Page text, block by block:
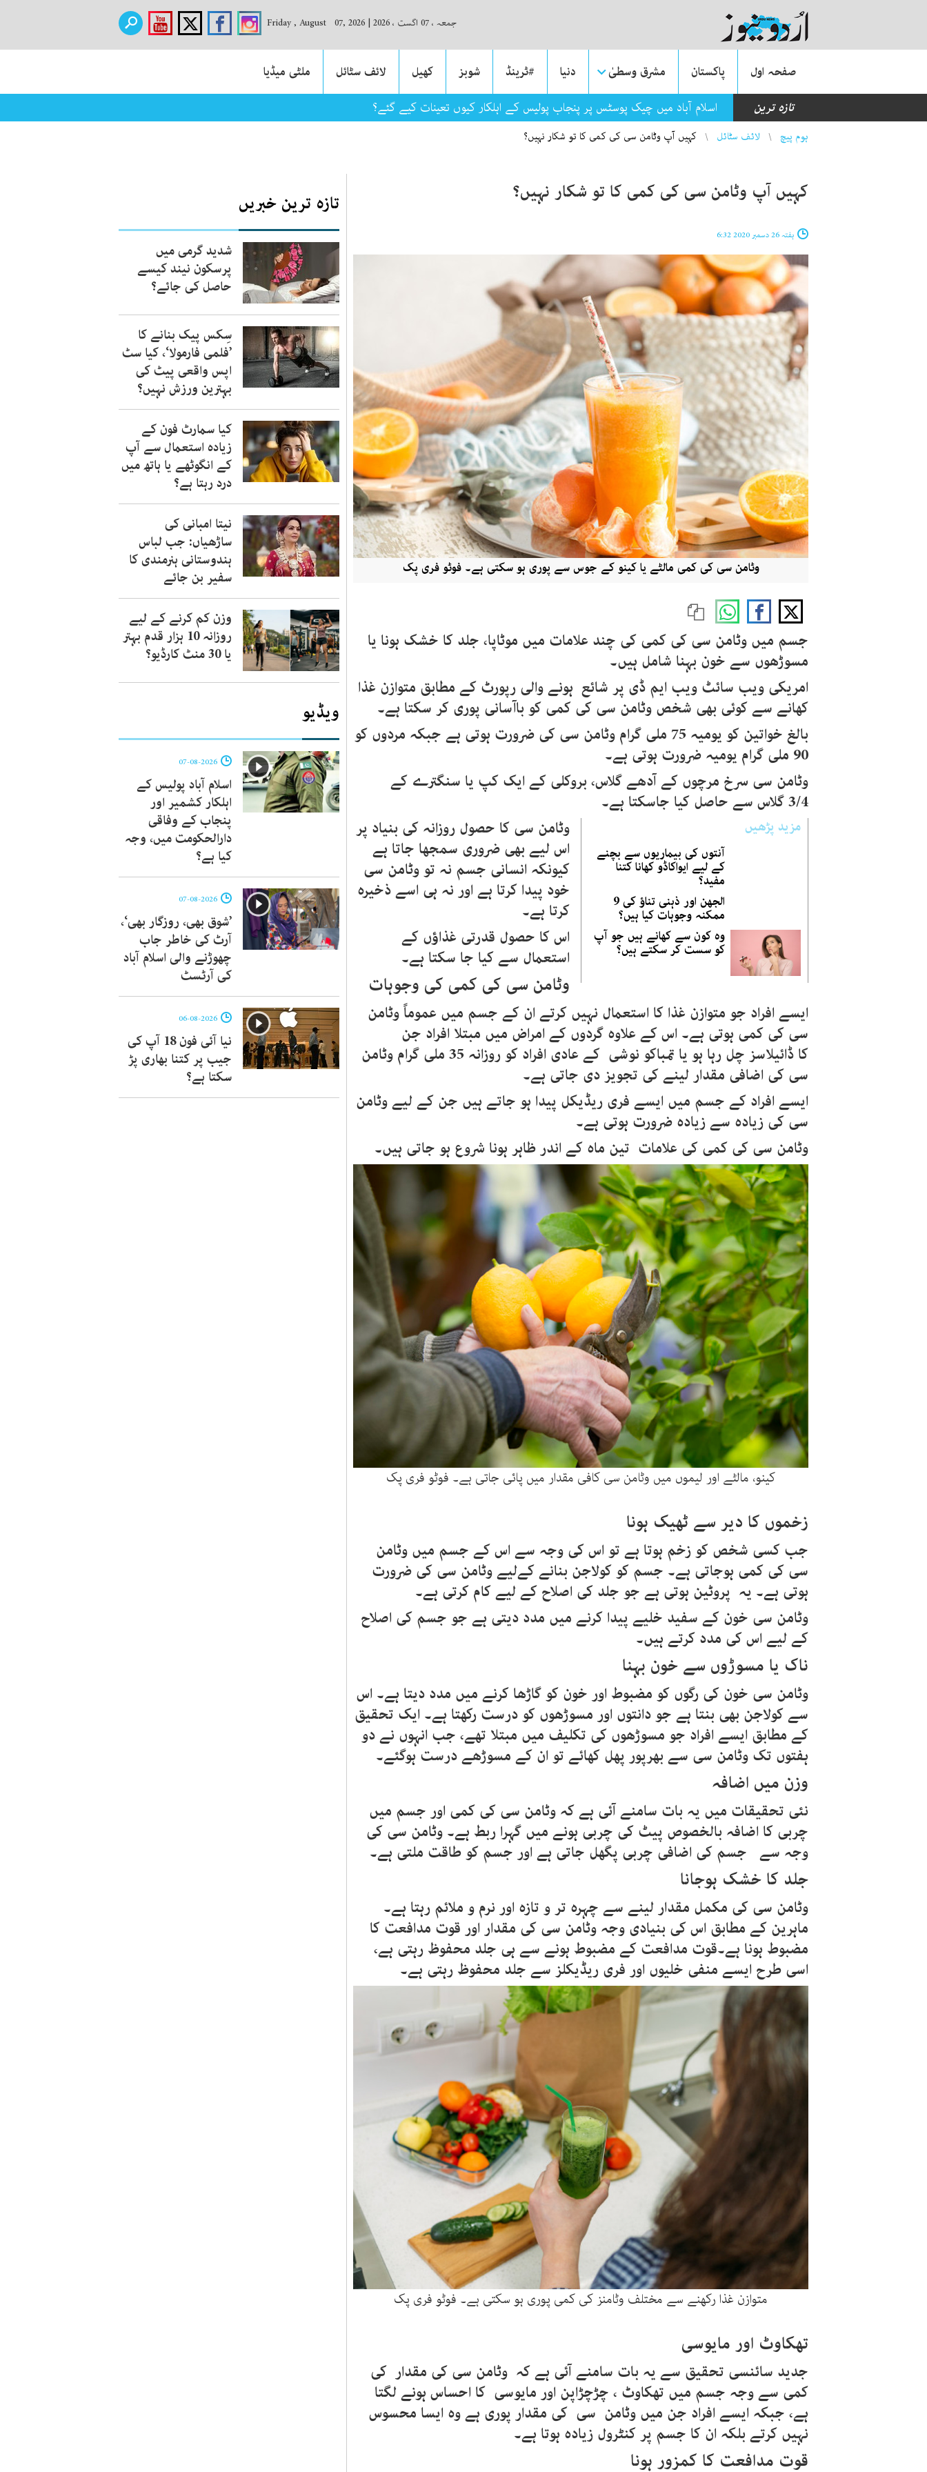
جمعہ ، 07 اگست ، 2026 |
Friday , August 07, 2026
صفحہ اول پاکستان مشرق وسطیٰ دنیا #ٹرینڈ شوبز کھیل لائف سٹائل
ملٹی میڈیا
تازہ ترین
اسلام آباد میں چیک پوسٹس پر پنجاب پولیس کے اہلکار کیوں تعینات کیے گئے؟
You are here
ہوم پیچ لائف سٹائل کہیں آپ وٹامن سی کی کمی کا تو شکار نہیں؟
کہیں آپ وٹامن سی کی کمی کا تو شکار نہیں؟
ہفتہ 26 دسمبر 2020 6:32
وٹامن سی کی کمی مالٹے یا کینو کے جوس سے پوری ہو سکتی ہے۔ فوٹو فری پک
جسم میں وٹامن سی کی کمی کی چند علامات میں موٹاپا، جلد کا خشک ہونا یا
مسوڑھوں سے خون بہنا شامل ہیں۔
امریکی ویب سائٹ ویب ایم ڈی پر شائع ہونے والی رپورٹ کے مطابق متوازن غذا
کھانے سے کوئی بھی شخص وٹامن سی کی کمی کو باآسانی پوری کر سکتا ہے۔
بالغ خواتین کو یومیہ 75 ملی گرام وٹامن سی کی ضرورت ہوتی ہے جبکہ مردوں کو
90 ملی گرام یومیہ ضرورت ہوتی ہے۔
وٹامن سی سرخ مرچوں کے آدھے گلاس، بروکلی کے ایک کپ یا سنگترے کے
3/4 گلاس سے حاصل کیا جاسکتا ہے۔
مزید پڑھیں
آنتوں کی بیماریوں سے بچنے
کے لیے ایواکاڈو کھانا کتنا
مفید؟
الجھن اور ذہنی تناؤ کی 9
ممکنہ وجوہات کیا ہیں؟
وہ کون سے کھانے ہیں جو آپ
کو سست کر سکتے ہیں؟
وٹامن سی کا حصول روزانہ کی بنیاد پر
اس لیے بھی ضروری سمجھا جاتا ہے
کیونکہ انسانی جسم نہ تو وٹامن سی
خود پیدا کرتا ہے اور نہ ہی اسے ذخیرہ
کرتا ہے۔
اس کا حصول قدرتی غذاؤں کے
استعمال سے کیا جا سکتا ہے۔
وٹامن سی کی کمی کی وجوہات
ایسے افراد جو متوازن غذا کا استعمال نہیں کرتے ان کے جسم میں عموماً وٹامن
سی کی کمی ہوتی ہے۔ اس کے علاوہ گردوں کے امراض میں مبتلا افراد جن
کا ڈائیلاسز چل رہا ہو یا تمباکو نوشی کے عادی افراد کو روزانہ 35 ملی گرام وٹامن
سی کی اضافی مقدار لینے کی تجویز دی جاتی ہے۔
ایسے افراد کے جسم میں ایسے فری ریڈیکل پیدا ہو جاتے ہیں جن کے لیے وٹامن
سی کی زیادہ سے زیادہ ضرورت ہوتی ہے۔
وٹامن سی کی کمی کی علامات تین ماہ کے اندر ظاہر ہونا شروع ہو جاتی ہیں۔
کینو، مالٹے اور لیموں میں وٹامن سی کافی مقدار میں پائی جاتی ہے۔ فوٹو فری پک
زخموں کا دیر سے ٹھیک ہونا
جب کسی شخص کو زخم ہوتا ہے تو اس کی وجہ سے اس کے جسم میں وٹامن
سی کی کمی ہوجاتی ہے۔ جسم کو کولاجن بنانے کےلیے وٹامن سی کی ضرورت
ہوتی ہے۔ یہ پروٹین ہوتی ہے جو جلد کی اصلاح کے لیے کام کرتی ہے۔
وٹامن سی خون کے سفید خلیے پیدا کرنے میں مدد دیتی ہے جو جسم کی اصلاح
کے لیے اس کی مدد کرتے ہیں۔
ناک یا مسوڑوں سے خون بہنا
وٹامن سی خون کی رگوں کو مضبوط اور خون کو گاڑھا کرنے میں مدد دیتا ہے۔ اس
سے کولاجن بھی بنتا ہے جو دانتوں اور مسوڑھوں کو درست رکھتا ہے۔ ایک تحقیق
کے مطابق ایسے افراد جو مسوڑھوں کی تکلیف میں مبتلا تھے، جب انہوں نے دو
ہفتوں تک وٹامن سی سے بھرپور پھل کھائے تو ان کے مسوڑھے درست ہوگئے۔
وزن میں اضافہ
نئی تحقیقات میں یہ بات سامنے آئی ہے کہ وٹامن سی کی کمی اور جسم میں
چربی کا اضافہ بالخصوص پیٹ کی چربی ہونے میں گہرا ربط ہے۔ وٹامن سی کی
وجہ سے جسم کی اضافی چربی پگھل جاتی ہے اور جسم کو طاقت ملتی ہے۔
جلد کا خشک ہوجانا
وٹامن سی کی مکمل مقدار لینے سے چہرہ تر و تازہ اور نرم و ملائم رہتا ہے۔
ماہرین کے مطابق اس کی بنیادی وجہ وٹامن سی کی مقدار اور قوت مدافعت کا
مضبوط ہونا ہے۔قوت مدافعت کے مضبوط ہونے سے ہی جلد محفوظ رہتی ہے،
اسی طرح ایسے منفی خلیوں اور فری ریڈیکلز سے جلد محفوظ رہتی ہے۔
متوازن غذا رکھنے سے مختلف وٹامنز کی کمی پوری ہو سکتی ہے۔ فوٹو فری پک
تھکاوٹ اور مایوسی
جدید سائنسی تحقیق سے یہ بات سامنے آئی ہے کہ وٹامن سی کی مقدار کی
کمی سے وجہ جسم میں تھکاوٹ ، چڑچڑاپن اور مایوسی کا احساس ہونے لگتا
ہے، جبکہ ایسے افراد جن میں وٹامن سی کی مقدار پوری ہے وہ ایسا محسوس
نہیں کرتے بلکہ ان کا جسم پر کنٹرول زیادہ ہوتا ہے۔
قوت مدافعت کا کمزور ہونا
تازہ ترین خبریں
شدید گرمی میں
پرسکون نیند کیسے
حاصل کی جائے؟
سِکس پیک بنانے کا
’فلمی فارمولا‘، کیا سٹ
اپس واقعی پیٹ کی
بہترین ورزش نہیں؟
کیا سمارٹ فون کے
زیادہ استعمال سے آپ
کے انگوٹھے یا ہاتھ میں
درد رہتا ہے؟
نیتا امبانی کی
ساڑھیاں: جب لباس
ہندوستانی ہنرمندی کا
سفیر بن جائے
وزن کم کرنے کے لیے
روزانہ 10 ہزار قدم بہتر
یا 30 منٹ کارڈیو؟
ویڈیو
اسلام آباد پولیس کے
اہلکار کشمیر اور
پنجاب کے وفاقی
دارالحکومت میں، وجہ
کیا ہے؟
’شوق بھی، روزگار بھی‘،
آرٹ کی خاطر جاب
چھوڑنے والی اسلام آباد
کی آرٹسٹ
نیا آئی فون 18 آپ کی
جیب پر کتنا بھاری پڑ
سکتا ہے؟